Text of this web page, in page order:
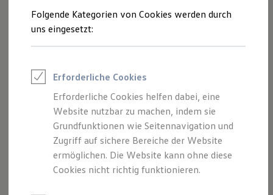
Kühlfahrzeuge
Feuerwehr
ONE Business ID Vorteile
Fahrzeuge online kaufen
Digitaler Marktplatz
Kauf & Finanzierung
Online-Fahrzeugbewertung
Aktionen & Angebote
E-Auto-Förderung
Für Privatkunden
Für Gewerbekunden
Profi Paket
Bilanz reduzieren. Aber stellt das e-Fahrzeug auch
drei Klicks, wie hoch Ihre individuellen
Folgende Kategorien von Cookies werden durch
uns eingesetzt:
Erforderliche Cookies
Erforderliche Cookies helfen dabei, eine
Website nutzbar zu machen, indem sie
Grundfunktionen wie Seitennavigation und
Zugriff auf sichere Bereiche der Website
ermöglichen. Die Website kann ohne diese
Cookies nicht richtig funktionieren.